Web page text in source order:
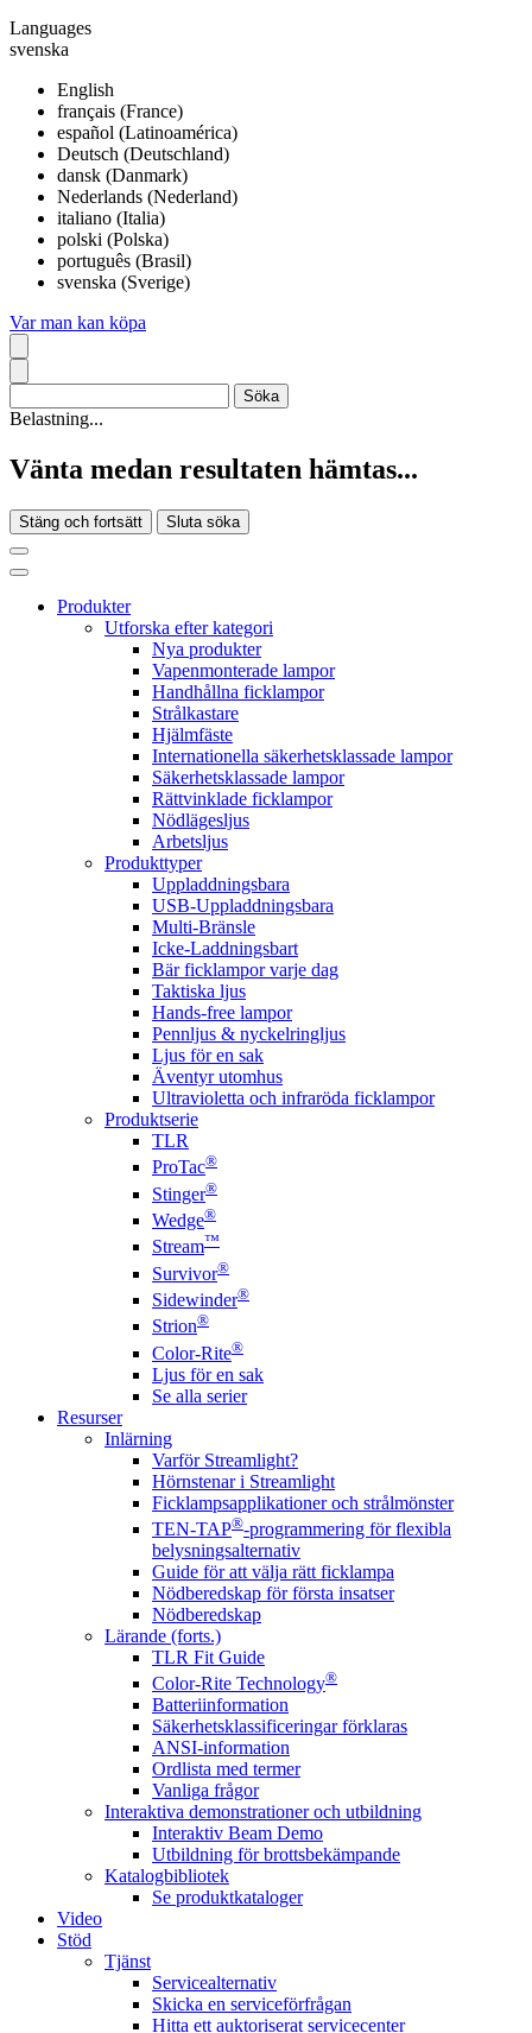
Languages
svenska
English
français (France)
español (Latinoamérica)
Deutsch (Deutschland)
dansk (Danmark)
Nederlands (Nederland)
italiano (Italia)
polski (Polska)
português (Brasil)
svenska (Sverige)
Var man kan köpa
Belastning...
Vänta medan resultaten hämtas...
Stäng och fortsätt Sluta söka
Produkter
Utforska efter kategori
Nya produkter
Vapenmonterade lampor
Handhållna ficklampor
Strålkastare
Hjälmfäste
Internationella säkerhetsklassade lampor
Säkerhetsklassade lampor
Rättvinklade ficklampor
Nödlägesljus
Arbetsljus
Produkttyper
Uppladdningsbara
USB-Uppladdningsbara
Multi-Bränsle
Icke-Laddningsbart
Bär ficklampor varje dag
Taktiska ljus
Hands-free lampor
Pennljus & nyckelringljus
Ljus för en sak
Äventyr utomhus
Ultravioletta och infraröda ficklampor
Produktserie
TLR
ProTac®
Stinger®
Wedge®
Stream™
Survivor®
Sidewinder®
Strion®
Color-Rite®
Ljus för en sak
Se alla serier
Resurser
Inlärning
Varför Streamlight?
Hörnstenar i Streamlight
Ficklampsapplikationer och strålmönster
TEN-TAP®-programmering för flexibla
belysningsalternativ
Guide för att välja rätt ficklampa
Nödberedskap för första insatser
Nödberedskap
Lärande (forts.)
TLR Fit Guide
Color-Rite Technology®
Batteriinformation
Säkerhetsklassificeringar förklaras
ANSI-information
Ordlista med termer
Vanliga frågor
Interaktiva demonstrationer och utbildning
Interaktiv Beam Demo
Utbildning för brottsbekämpande
Katalogbibliotek
Se produktkataloger
Video
Stöd
Tjänst
Servicealternativ
Skicka en serviceförfrågan
Hitta ett auktoriserat servicecenter